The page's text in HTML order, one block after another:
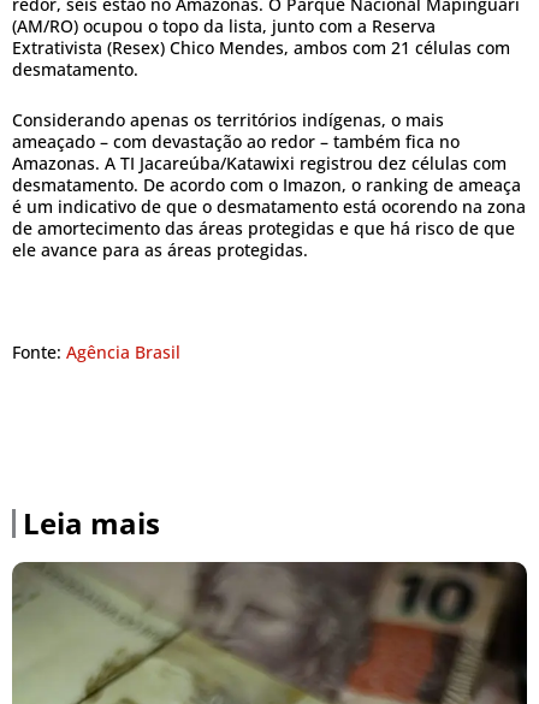
(AM/RO) ocupou o topo da lista, junto com a Reserva
Extrativista (Resex) Chico Mendes, ambos com 21 células com
desmatamento.
Considerando apenas os territórios indígenas, o mais
ameaçado – com devastação ao redor – também fica no
Amazonas. A TI Jacareúba/Katawixi registrou dez células com
desmatamento. De acordo com o Imazon, o ranking de ameaça
é um indicativo de que o desmatamento está ocorendo na zona
de amortecimento das áreas protegidas e que há risco de que
ele avance para as áreas protegidas.
Fonte: Agência Brasil
Leia mais